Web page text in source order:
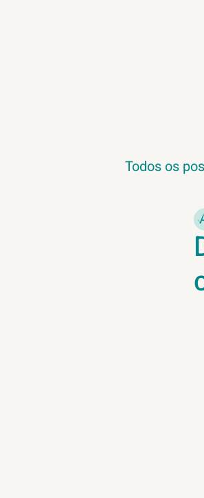
Todos os
Saúde